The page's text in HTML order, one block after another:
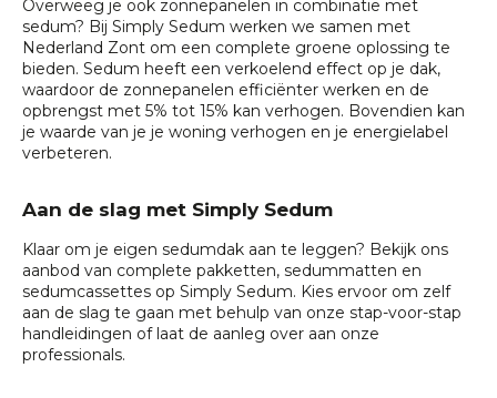
Overweeg je ook zonnepanelen in combinatie met
sedum? Bij Simply Sedum werken we samen met
Nederland Zont om een complete groene oplossing te
bieden. Sedum heeft een verkoelend effect op je dak,
waardoor de zonnepanelen efficiënter werken en de
opbrengst met 5% tot 15% kan verhogen. Bovendien kan
je waarde van je je woning verhogen en je energielabel
verbeteren.
Aan de slag met Simply Sedum
Klaar om je eigen sedumdak aan te leggen? Bekijk ons
aanbod van complete pakketten, sedummatten en
sedumcassettes op Simply Sedum. Kies ervoor om zelf
aan de slag te gaan met behulp van onze stap-voor-stap
handleidingen of laat de aanleg over aan onze
professionals.